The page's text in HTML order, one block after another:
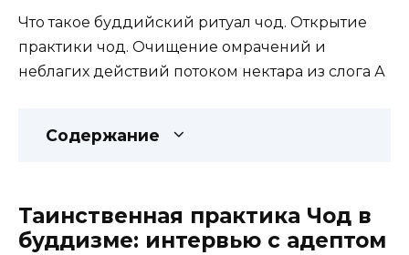
Что такое буддийский ритуал чод. Открытие
практики чод. Очищение омрачений и
неблагих действий потоком нектара из слога А
Содержание
Таинственная практика Чод в
буддизме: интервью с адептом